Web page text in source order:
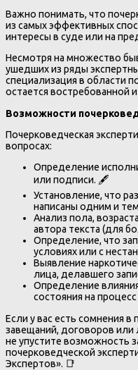
Важно понимать, что
из самых эффективных
интересы в суде или на
Несмотря на множество
ушедших из ряды
специализация в области
остается востребованной и
Возможности
Почерковедческая
вопросах:
Определение
или подписи. 🖋️
Установление, что
написаны одним и
Анализ пола,
автора текста (для
Определение, что
условиях или с
Выявление
лица, делавшего
Определение
состояния на процесс
Если у вас есть сомнения
завещаний, договоров или
не упустите возможность
почерковедческой
Экспертов». 📑